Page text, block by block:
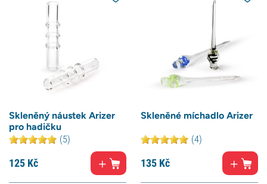
Skleněný náustek Arizer
pro hadičku
(5)
125 Kč
Skleněné míchadlo Arizer
(4)
135 Kč